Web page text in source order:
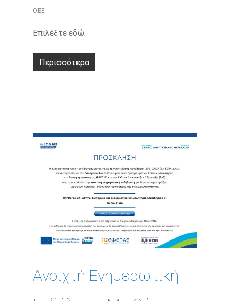
ΟΕΕ
Επιλέξτε εδώ.
Περισσότερα
Aνοιχτή Eνημερωτική